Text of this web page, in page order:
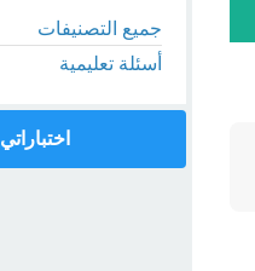
جميع التصنيفات
أسئلة تعليمية
اختباراتي